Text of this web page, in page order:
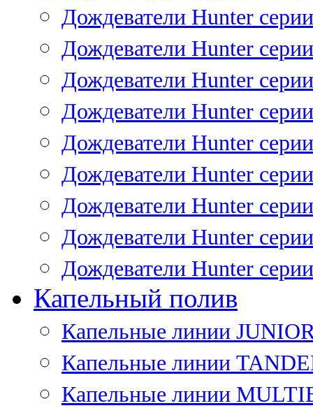
Дождеватели Hunter
Дождеватели Hunter
Дождеватели Hunter
Дождеватели Hunter
Дождеватели Hunter
Дождеватели Hunter
Дождеватели Hunter
Дождеватели Hunter
Дождеватели Hunter
Капельный полив
Капельные линии
Капельные линии
Капельные линии